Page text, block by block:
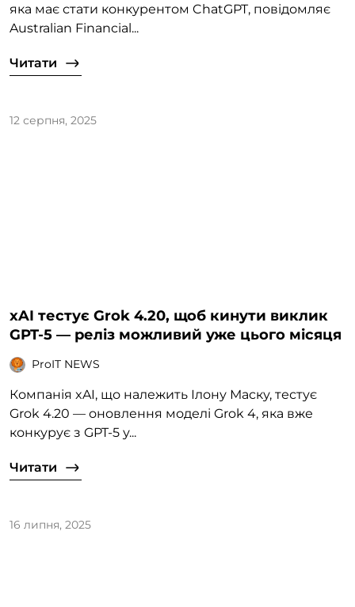
яка має стати конкурентом ChatGPT, повідомляє
Australian Financial...
Читати
12 серпня, 2025
xAI тестує Grok 4.20, щоб кинути виклик
GPT-5 — реліз можливий уже цього місяця
ProIT NEWS
Компанія xAI, що належить Ілону Маску, тестує
Grok 4.20 — оновлення моделі Grok 4, яка вже
конкурує з GPT-5 у...
Читати
16 липня, 2025